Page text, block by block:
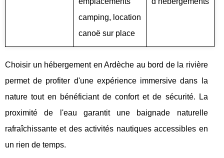
camping, location
canoë sur place
Choisir un hébergement en Ardèche au bord de la rivière
permet de profiter d'une expérience immersive dans la
nature tout en bénéficiant de confort et de sécurité. La
proximité de l'eau garantit une baignade naturelle
rafraîchissante et des activités nautiques accessibles en
un rien de temps.